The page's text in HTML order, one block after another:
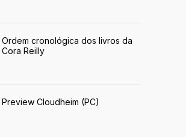
Ordem cronológica dos livros da
Cora Reilly
Preview Cloudheim (PC)